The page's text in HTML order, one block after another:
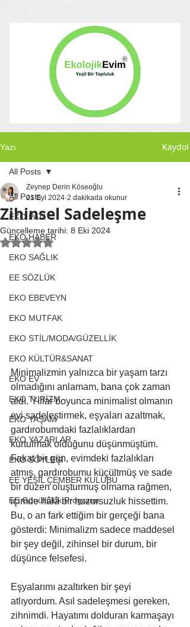
Yazı Kaydol
All Posts
EKO PATİ
EKO HABER
EKO SAĞLIK
EE SÖZLÜK
EKO EBEVEYN
EKO MUTFAK
EKO STİL/MODA/GÜZELLİK
EKO KÜLTÜR&SANAT
EKO EV
EKO TURİZM
EKO YAŞAM
EKO YAZARLAR
EKO SÖYLEŞİ
EE YEŞİL ÇEMBER KULÜBÜ
EE Gönüllülük Programı
All Posts
Zihinsel Sadeleşme
Zeynep Derin Köseoğlu
21 Eyl 2024 2 dakikada okunur
Güncelleme tarihi: 8 Eki 2024
5 üzerinden NaN yıldız
Minimalizmin yalnızca bir yaşam tarzı
olmadığını anlamam, bana çok zaman
aldı. Yıllar boyunca minimalist olmanın
evi sadeleştirmek, eşyaları azaltmak,
gardırobumdaki fazlalıklardan
kurtulmak olduğunu düşünmüştüm.
Fakat bir gün, evimdeki fazlalıkları
atmış, gardırobumu küçültmüş ve sade
bir düzen oluşturmuş olmama rağmen,
içimde hâlâ bir huzursuzluk hissettim.
Bu, o an fark ettiğim bir gerçeği bana
gösterdi: Minimalizm sadece maddesel
bir şey değil, zihinsel bir durum, bir
düşünce felsefesi.
Eşyalarımı azaltırken bir şeyi
atlıyordum. Asıl sadeleşmesi gereken,
zihnimdi. Hayatımı dolduran karmaşayı